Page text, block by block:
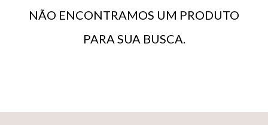
NÃO ENCONTRAMOS UM PRODUTO
PARA SUA BUSCA.